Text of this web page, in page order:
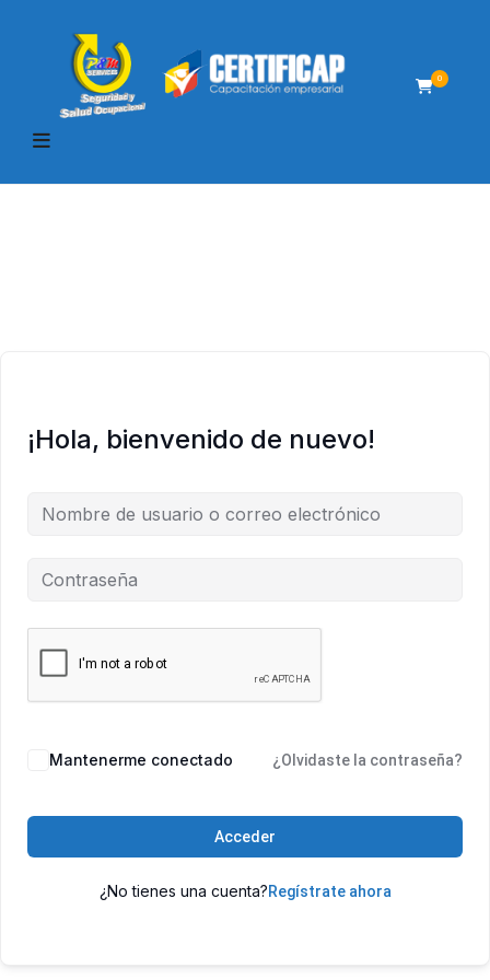
0
¡Hola, bienvenido de nuevo!
Mantenerme conectado ¿Olvidaste la contraseña?
Acceder
¿No tienes una cuenta?Regístrate ahora